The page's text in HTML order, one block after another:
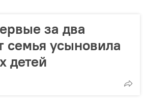
за два
семья усыновила
детей